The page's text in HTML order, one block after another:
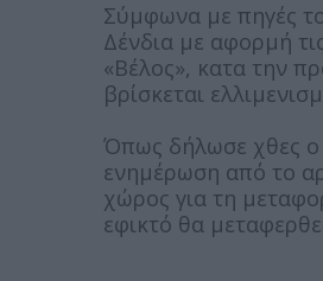
Σύμφωνα με πηγές
Δένδια με αφορμή
«Βέλος», κατα την
βρίσκεται
Όπως δήλωσε χθες ο
ενημέρωση από το
χώρος για τη
εφικτό θα